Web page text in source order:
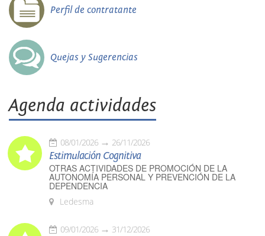
Perfil de contratante
Quejas y Sugerencias
Agenda actividades
08/01/2026 26/11/2026
Estimulación Cognitiva
OTRAS ACTIVIDADES DE PROMOCIÓN DE LA
AUTONOMÍA PERSONAL Y PREVENCIÓN DE LA
DEPENDENCIA
Ledesma
09/01/2026 31/12/2026